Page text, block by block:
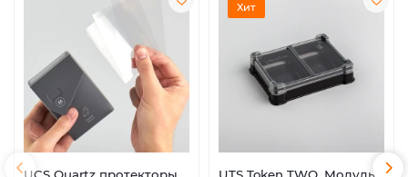
Хит